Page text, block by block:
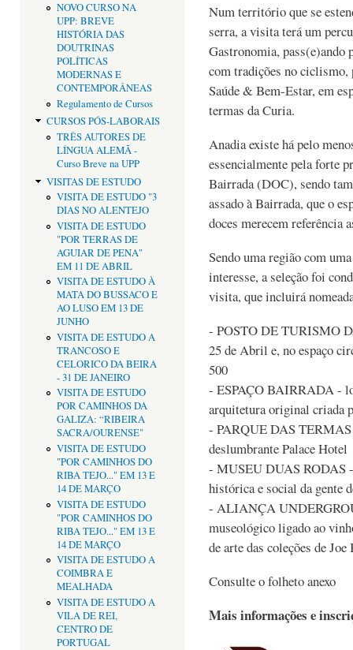
NOVO CURSO NA
UPP: BREVE
HISTÓRIA DAS
DOUTRINAS
POLÍTICAS
MODERNAS E
CONTEMPORÂNEAS
Regulamento de Cursos
CURSOS PÓS-LABORAIS
TRÊS AUTORES DE
LÍNGUA ALEMÃ -
Curso Breve na UPP
VISITAS DE ESTUDO
VISITA DE ESTUDO "3
DIAS NO ALENTEJO
VISITA DE ESTUDO
"POR TERRAS DE
AGUIAR DE PENA"
EM 11 DE ABRIL
VISITA DE ESTUDO À
MATA DO BUSSACO E
AO LUSO EM 13 DE
JUNHO
VISITA DE ESTUDO A
TRANCOSO E
CELORICO DA BEIRA
- 31 DE JANEIRO
VISITA DE ESTUDO
POR CAMINHOS DA
GALIZA: “RIBEIRA
SACRA/OURENSE"
VISITA DE ESTUDO
"POR CAMINHOS DO
RIBA TEJO..." EM 13 E
14 DE MARÇO
VISITA DE ESTUDO
"POR CAMINHOS DO
RIBA TEJO..." EM 13 E
14 DE MARÇO
VISITA DE ESTUDO A
COIMBRA E
MEALHADA
VISITA DE ESTUDO A
VILA DE REI,
CENTRO DE
PORTUGAL
Num território que se
serra, a visita terá um
Gastronomia, pass(e)ando
com tradições no ciclismo,
Saúde & Bem-Estar, em
termas da Curia.
Anadia existe há pelo
essencialmente pela forte
Bairrada (DOC), sendo
assado à Bairrada, que o
doces merecem referência
Sendo uma região com
interesse, a seleção foi
visita, que incluirá
- POSTO DE TURISMO
25 de Abril e, no espaço
500
- ESPAÇO BAIRRADA -
arquitetura original criada
- PARQUE DAS
deslumbrante Palace Hotel
- MUSEU DUAS RODAS
histórica e social da gente
- ALIANÇA
museológico ligado ao
de arte das coleções de Joe
Consulte o folheto anexo
Mais informações e